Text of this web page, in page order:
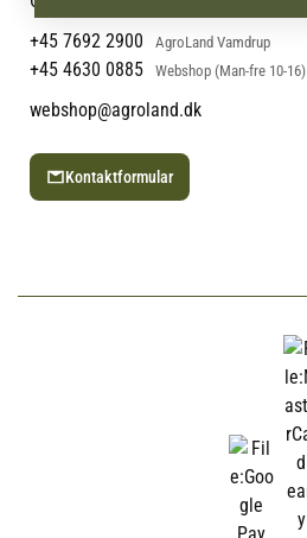
+45 7692 2900
AgroLand Vamdrup
+45 4630 0885 Webshop (Man-fre 10-16)
webshop@agroland.dk
Kontaktformular